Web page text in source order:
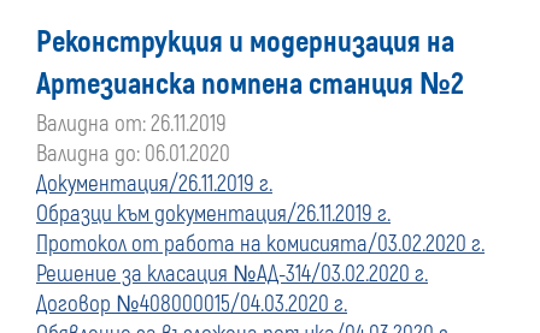
поръчки,
стартирани
01
януари
2020
Реконструкция и модернизация на
Артезианска помпена станция №2
Валидна от: 26.11.2019
Валидна до: 06.01.2020
Документация/26.11.2019 г.
Образци към документация/26.11.2019 г.
Протокол от работа на комисията/03.02.2020 г.
Решение за класация №АД-314/03.02.2020 г.
Договор №408000015/04.03.2020 г.